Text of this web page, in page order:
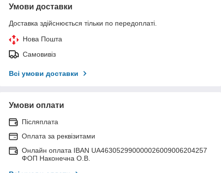
Умови доставки
Доставка здійснюється тільки по передоплаті.
Нова Пошта
Самовивіз
Всі умови доставки
Умови оплати
Післяплата
Оплата за реквізитами
Онлайн оплата IBAN UA463052990000026009006204257
ФОП Наконечна О.В.